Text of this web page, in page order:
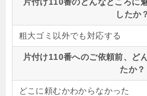
したか？
粗大ゴミ以外でも対応する
片付け110番へのご依頼前、ど
たか？
どこに頼むかわからなかった